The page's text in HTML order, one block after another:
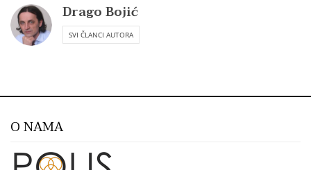
Drago Bojić
SVI ČLANCI AUTORA
O NAMA